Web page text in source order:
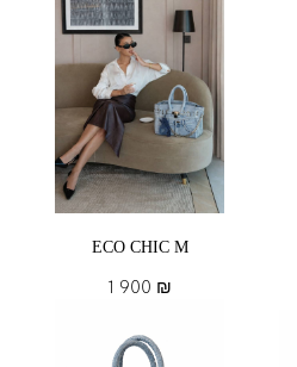
ECO CHIC M
1 900 ₪